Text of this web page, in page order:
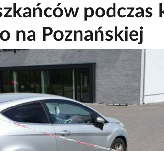
podczas
na Poznańskiej